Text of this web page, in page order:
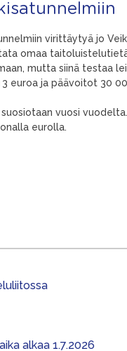
virittäytyä jo
omaa
mutta siinä testaa
euroa ja päävoitot 30
vuosi
eurolla.
alkaa 1.7.2026